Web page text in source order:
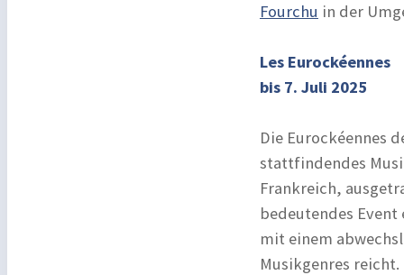
Fourchu in der
Les Eurockéennes
bis 7. Juli 2025
Die Eurockéennes
stattfindendes
Frankreich,
bedeutendes
mit einem
Musikgenres